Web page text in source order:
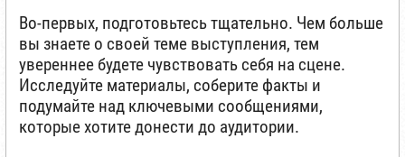
Во-первых, подготовьтесь тщательно. Чем больше
вы знаете о своей теме выступления, тем
увереннее будете чувствовать себя на сцене.
Исследуйте материалы, соберите факты и
подумайте над ключевыми сообщениями,
которые хотите донести до аудитории.